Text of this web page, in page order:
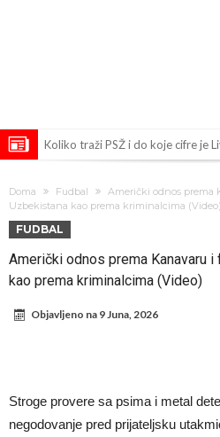
Koliko traži PSŽ i do koje cifre je
Direktor FIA o drami Formule 1:
daleko”
Prva ponuda za Leaa – odbijena!
Zašto je nepoznati italijanski
Doma Fudbal
Američki odnos prema
Uzbekistana kao prema kriminalcima (Video)
FUDBAL
Američki odnos prema Kanavaru
kao prema kriminalcima (Video)
Objavljeno na 9 Juna, 2026
Stroge provere sa psima i metal
negodovanje pred prijateljsku